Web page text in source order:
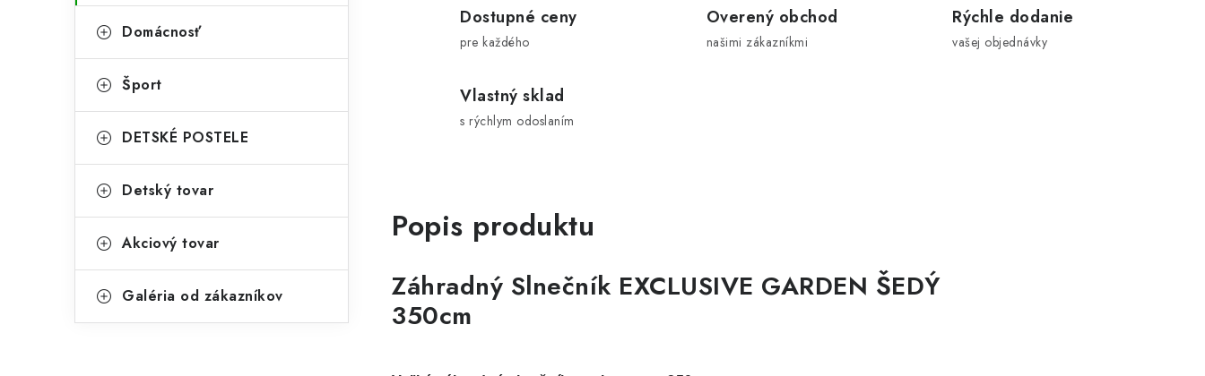
Domácnosť
Šport
DETSKÉ POSTELE
Detský tovar
Akciový tovar
Galéria od zákazníkov
Dostupné ceny
pre každého
Overený obchod
našimi zákazníkmi
Rýchle dodanie
vašej objednávky
Vlastný sklad
s rýchlym odoslaním
Popis produktu
Záhradný Slnečník EXCLUSIVE GARDEN ŠEDÝ
350cm